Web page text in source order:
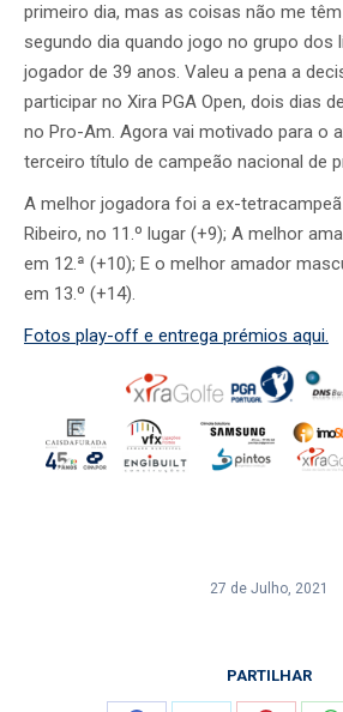
primeiro dia, mas as coisas não me
segundo dia quando jogo no grupo dos
jogador de 39 anos. Valeu a pena a
participar no Xira PGA Open, dois dias
no Pro-Am. Agora vai motivado para o
terceiro título de campeão nacional de
A melhor jogadora foi a ex-
Ribeiro, no 11.º lugar (+9); A melhor
em 12.ª (+10); E o melhor amador
em 13.º (+14).
Fotos play-off e entrega prémios aqui.
27 de Julho, 2021
PARTILHAR